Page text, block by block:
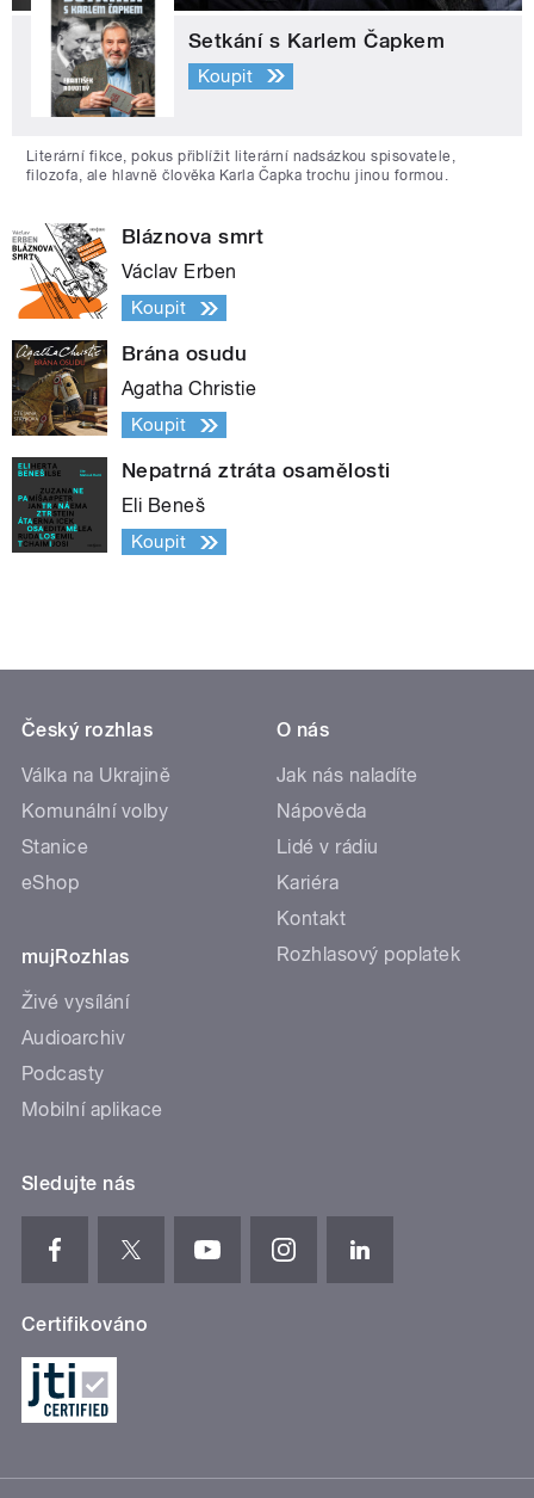
Setkání s Karlem Čapkem
Koupit
Literární fikce, pokus přiblížit literární nadsázkou spisovatele,
filozofa, ale hlavně člověka Karla Čapka trochu jinou formou.
Bláznova smrt
Václav Erben
Koupit
Brána osudu
Agatha Christie
Koupit
Nepatrná ztráta osamělosti
Eli Beneš
Koupit
Český rozhlas
Válka na Ukrajině
Komunální volby
Stanice
eShop
mujRozhlas
Živé vysílání
Audioarchiv
Podcasty
Mobilní aplikace
O nás
Jak nás naladíte
Nápověda
Lidé v rádiu
Kariéra
Kontakt
Rozhlasový poplatek
Sledujte nás
Certifikováno